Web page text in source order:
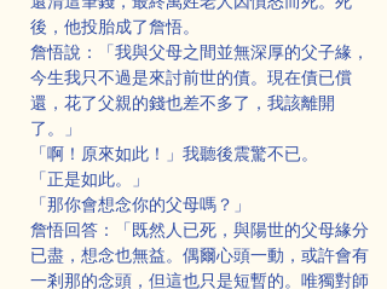
後，他投胎成了詹悟。
詹悟說：「我與父母之間並無深厚的父子緣，
今生我只不過是來討前世的債。現在債已償
還，花了父親的錢也差不多了，我該離開
了。」
「啊！原來如此！」我聽後震驚不已。
「正是如此。」
「那你會想念你的父母嗎？」
詹悟回答：「既然人已死，與陽世的父母緣分
已盡，想念也無益。偶爾心頭一動，或許會有
一剎那的念頭，但這也只是短暫的。唯獨對師